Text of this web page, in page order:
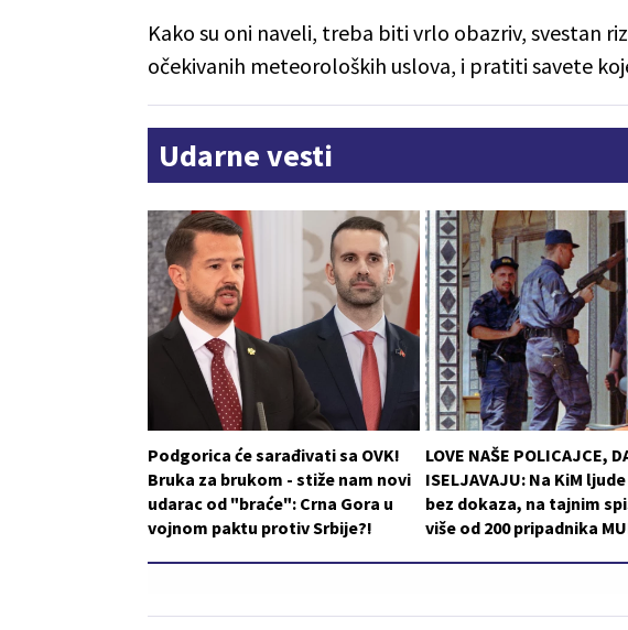
Kako su oni naveli, treba biti vrlo obazriv, svestan
očekivanih meteoroloških uslova, i pratiti savete
Udarne vesti
Podgorica će sarađivati sa OVK!
Bruka za brukom - stiže nam novi
udarac od "braće": Crna Gora u
vojnom paktu protiv Srbije?!
LOVE NAŠE POLICAJCE,
ISELJAVAJU: Na KiM
bez dokaza, na tajnim
više od 200 pripadnika